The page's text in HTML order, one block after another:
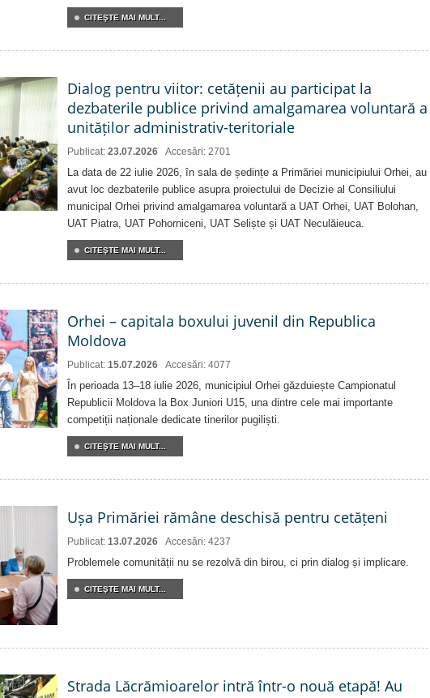
CITEŞTE MAI MULT...
Dialog pentru viitor: cetățenii au participat la
dezbaterile publice privind amalgamarea voluntară a
unităților administrativ-teritoriale
Publicat: 23.07.2026 Accesări: 2701
La data de 22 iulie 2026, în sala de ședințe a Primăriei municipiului Orhei, au
avut loc dezbaterile publice asupra proiectului de Decizie al Consiliului
municipal Orhei privind amalgamarea voluntară a UAT Orhei, UAT Bolohan,
UAT Piatra, UAT Pohorniceni, UAT Seliște și UAT Neculăieuca.
CITEŞTE MAI MULT...
Orhei – capitala boxului juvenil din Republica
Moldova
Publicat: 15.07.2026 Accesări: 4077
În perioada 13–18 iulie 2026, municipiul Orhei găzduiește Campionatul
Republicii Moldova la Box Juniori U15, una dintre cele mai importante
competiții naționale dedicate tinerilor pugiliști.
CITEŞTE MAI MULT...
Ușa Primăriei rămâne deschisă pentru cetățeni
Publicat: 13.07.2026 Accesări: 4237
Problemele comunității nu se rezolvă din birou, ci prin dialog și implicare.
CITEŞTE MAI MULT...
Strada Lăcrămioarelor intră într-o nouă etapă! Au